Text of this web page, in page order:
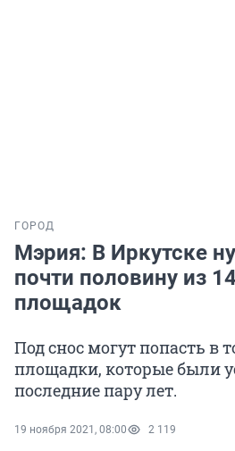
ГОРОД
Мэрия: В Иркутске
почти половину из
площадок
Под снос могут попасть в
площадки, которые были
последние пару лет.
19 ноября 2021, 08:00 2 119